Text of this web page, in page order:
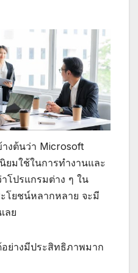
างต้นว่า Microsoft
ยมใช้ในการทำงานและ
าโปรแกรมต่าง ๆ ใน
โยชน์หลากหลาย จะมี
ลย
ย่างมีประสิทธิภาพมาก